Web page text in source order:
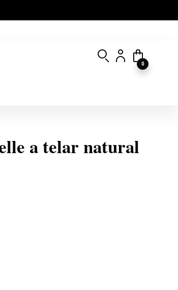
0
a telar natural